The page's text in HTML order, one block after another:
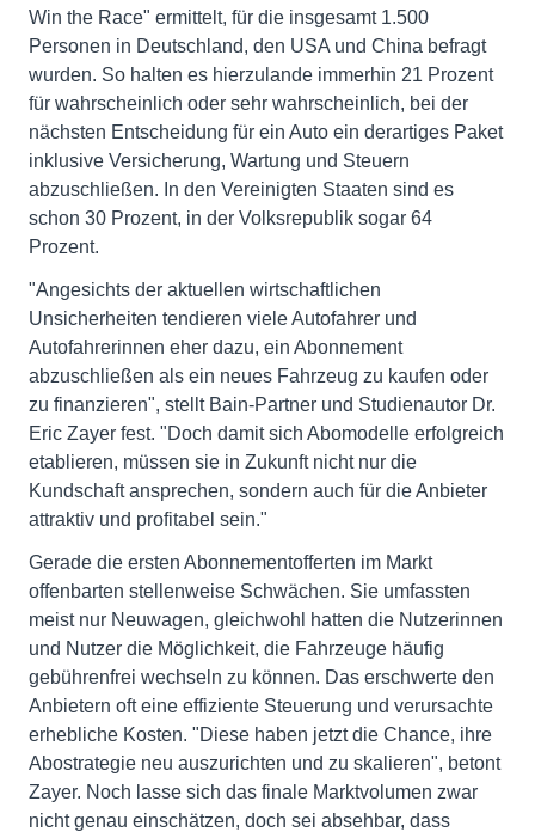
Win the Race" ermittelt, für die insgesamt 1.500
Personen in Deutschland, den USA und China befragt
wurden. So halten es hierzulande immerhin 21 Prozent
für wahrscheinlich oder sehr wahrscheinlich, bei der
nächsten Entscheidung für ein Auto ein derartiges Paket
inklusive Versicherung, Wartung und Steuern
abzuschließen. In den Vereinigten Staaten sind es
schon 30 Prozent, in der Volksrepublik sogar 64
Prozent.
"Angesichts der aktuellen wirtschaftlichen
Unsicherheiten tendieren viele Autofahrer und
Autofahrerinnen eher dazu, ein Abonnement
abzuschließen als ein neues Fahrzeug zu kaufen oder
zu finanzieren", stellt Bain-Partner und Studienautor Dr.
Eric Zayer fest. "Doch damit sich Abomodelle erfolgreich
etablieren, müssen sie in Zukunft nicht nur die
Kundschaft ansprechen, sondern auch für die Anbieter
attraktiv und profitabel sein."
Gerade die ersten Abonnementofferten im Markt
offenbarten stellenweise Schwächen. Sie umfassten
meist nur Neuwagen, gleichwohl hatten die Nutzerinnen
und Nutzer die Möglichkeit, die Fahrzeuge häufig
gebührenfrei wechseln zu können. Das erschwerte den
Anbietern oft eine effiziente Steuerung und verursachte
erhebliche Kosten. "Diese haben jetzt die Chance, ihre
Abostrategie neu auszurichten und zu skalieren", betont
Zayer. Noch lasse sich das finale Marktvolumen zwar
nicht genau einschätzen, doch sei absehbar, dass